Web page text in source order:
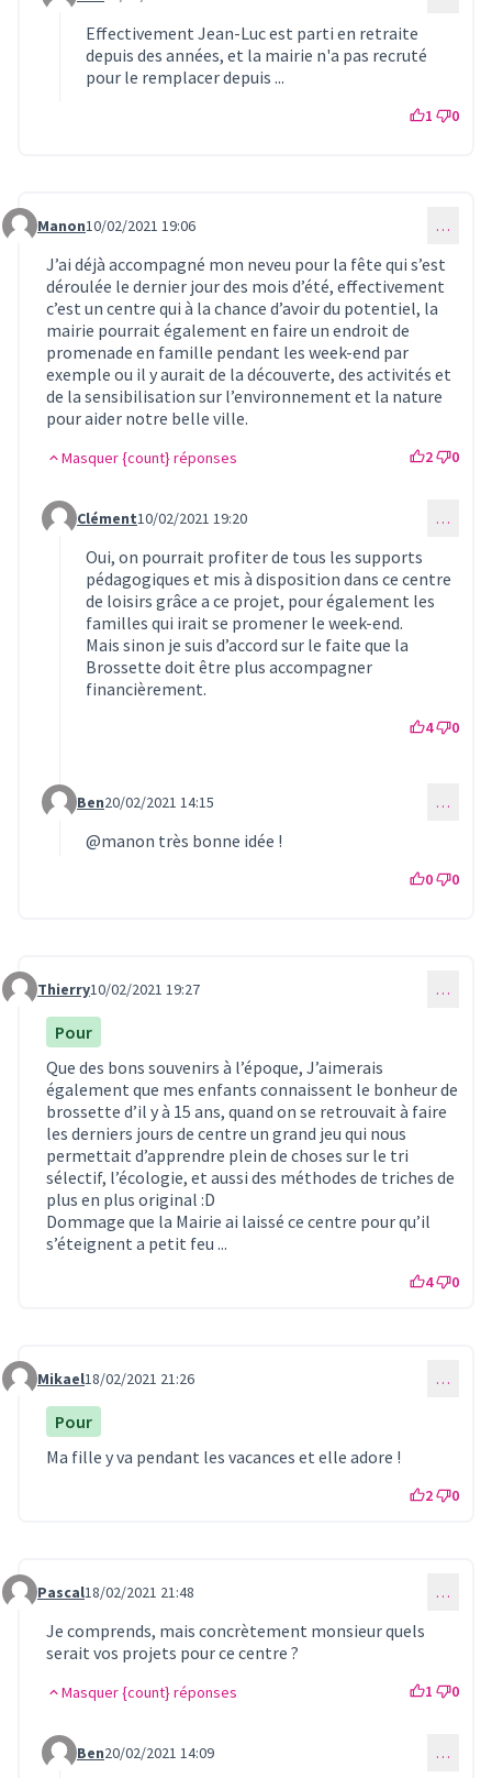
Effectivement Jean-Luc est parti en retraite
depuis des années, et la mairie n'a pas recruté
pour le remplacer depuis ...
1 0
Commentaire 257
Manon10/02/2021 19:06 …
J’ai déjà accompagné mon neveu pour la fête qui s’est
déroulée le dernier jour des mois d’été, effectivement
c’est un centre qui à la chance d’avoir du potentiel, la
mairie pourrait également en faire un endroit de
promenade en famille pendant les week-end par
exemple ou il y aurait de la découverte, des activités et
de la sensibilisation sur l’environnement et la nature
pour aider notre belle ville.
Masquer {count} réponses 2 0
Commentaire 260 (réponse au commentaire 257)
Clément10/02/2021 19:20 …
Oui, on pourrait profiter de tous les supports
pédagogiques et mis à disposition dans ce centre
de loisirs grâce a ce projet, pour également les
familles qui irait se promener le week-end.
Mais sinon je suis d’accord sur le faite que la
Brossette doit être plus accompagner
financièrement.
4 0
Commentaire 286 (réponse au commentaire 257)
Ben20/02/2021 14:15 …
@manon très bonne idée !
0 0
Commentaire 261
Thierry10/02/2021 19:27 …
Pour
Que des bons souvenirs à l’époque, J’aimerais
également que mes enfants connaissent le bonheur de
brossette d’il y à 15 ans, quand on se retrouvait à faire
les derniers jours de centre un grand jeu qui nous
permettait d’apprendre plein de choses sur le tri
sélectif, l’écologie, et aussi des méthodes de triches de
plus en plus original :D
Dommage que la Mairie ai laissé ce centre pour qu’il
s’éteignent a petit feu ...
4 0
Commentaire 266
Mikael18/02/2021 21:26 …
Pour
Ma fille y va pendant les vacances et elle adore !
2 0
Commentaire 270
Pascal18/02/2021 21:48 …
Je comprends, mais concrètement monsieur quels
serait vos projets pour ce centre ?
Masquer {count} réponses 1 0
Commentaire 284 (réponse au commentaire 270)
Ben20/02/2021 14:09 …